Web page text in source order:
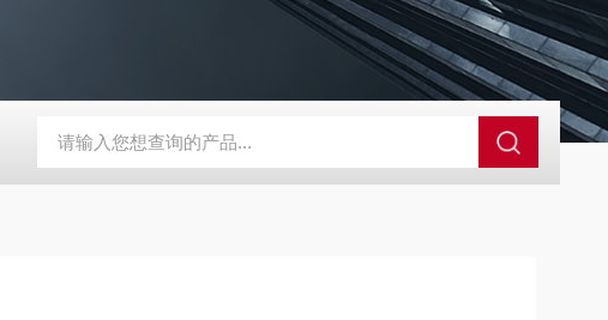
GVA-710KEM京都电子燃气量空调帐篷测量仪 E3Z-BOMRON放大器